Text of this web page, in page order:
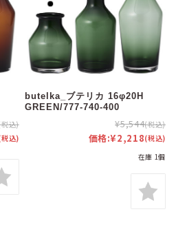
込)
込)
butelka_ブテリカ 16φ20H
GREEN/777-740-400
¥5,544(税込)
価格:¥2,218(税込)
在庫 1個